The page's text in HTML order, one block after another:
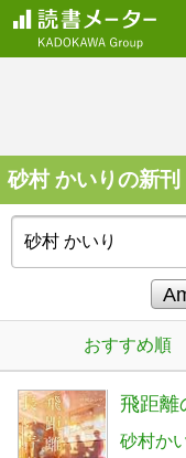
砂村 かいりの新刊
おすすめ順
飛距離
砂村か